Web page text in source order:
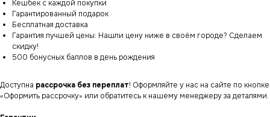
Кешбек с каждой покупки
Гарантированный подарок
Бесплатная доставка
Гарантия лучшей цены: Нашли цену ниже в своём городе? Сделаем
скидку!
500 бонусных баллов в день рождения
Доступна рассрочка без переплат! Оформляйте у нас на сайте по кнопке
«Оформить рассрочку» или обратитесь к нашему менеджеру за деталями.